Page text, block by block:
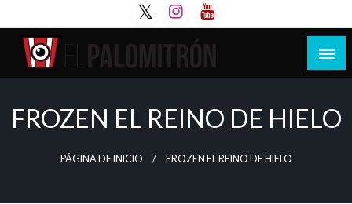
al
contenido
Tu espacio de la industria de cine española y
FROZEN EL REINO DE HIELO
PÁGINA DE INICIO FROZEN EL REINO DE HIELO